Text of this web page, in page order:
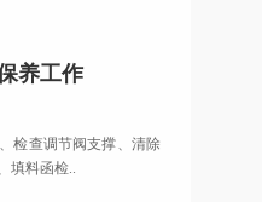
养工作
检查调节阀支撑、清除
填料函检..